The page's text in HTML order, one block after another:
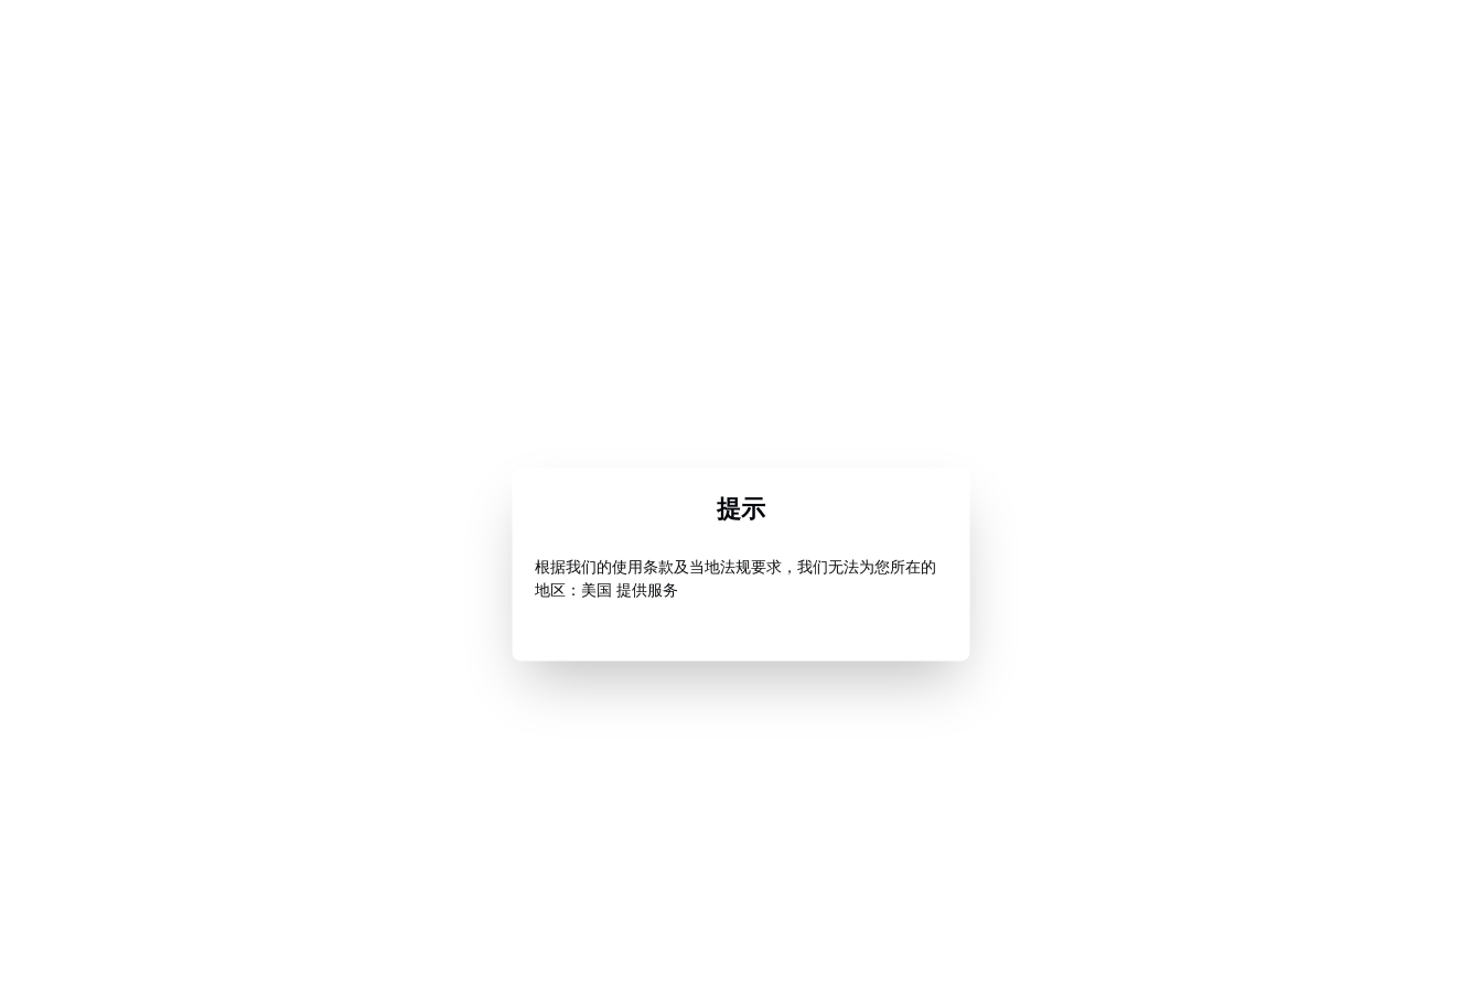
提示
根据我们的使用条款及当地法规要求，我们无法为您所在的
地区：美国 提供服务